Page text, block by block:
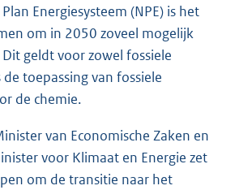
Energiesysteem (NPE) is het
om in 2050 zoveel mogelijk
geldt voor zowel fossiele
toepassing van fossiele
de chemie.
van Economische Zaken en
voor Klimaat en Energie zet
om de transitie naar het